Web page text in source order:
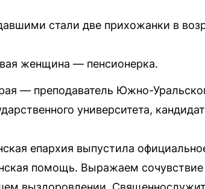
стали две прихожанки в
женщина — пенсионерка.
— преподаватель Южно-
университета,
епархия выпустила
помощь. Выражаем